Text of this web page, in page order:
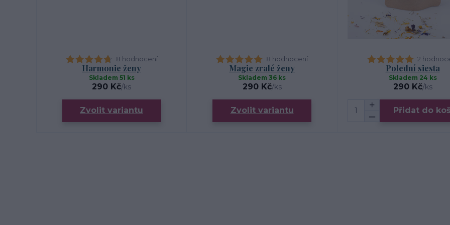
8 hodnocení
Harmonie ženy
290 Kč/ks
Skladem 51 ks
Zvolit variantu
8 hodnocení
Magie zralé ženy
290 Kč/ks
Skladem 36 ks
Zvolit variantu
2
Polední siesta
290 Kč/ks
Skladem 24 ks
Přidat do